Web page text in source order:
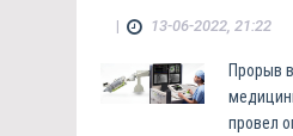
| 13-06-2022, 21:22
Прорыв
провел